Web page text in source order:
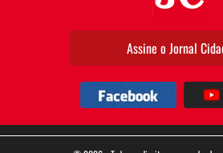
Assine o Jornal